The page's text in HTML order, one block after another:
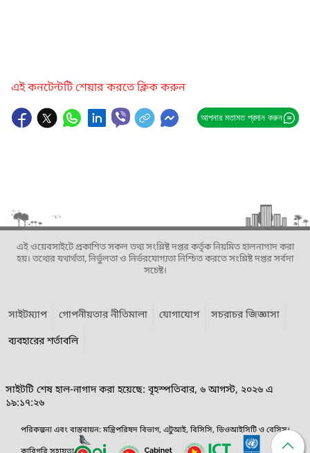
এই কনটেন্টটি শেয়ার করতে ক্লিক করুন
আপনার মতামত প্রদান করুন
এই ওয়েবসাইটে প্রকাশিত সকল তথ্য সংশ্লিষ্ট দপ্তর কর্তৃক নিয়মিত হালনাগাদ করা
হয়। তথ্যের যথার্থতা, নির্ভুলতা ও নির্ভরযোগ্যতা নিশ্চিত করতে সংশ্লিষ্ট দপ্তর সর্বদা
সচেষ্ট।
সাইটম্যাপ গোপনীয়তার নীতিমালা যোগাযোগ
সচরাচর জিজ্ঞাসা
ব্যবহারের শর্তাবলি
সাইটটি শেষ হাল-নাগাদ করা হয়েছে: বৃহস্পতিবার, ৬ আগস্ট, ২০২৬ এ
১৯:১৭:২৬
পরিকল্পনা এবং বাস্তবায়ন: মন্ত্রিপরিষদ বিভাগ, এটুআই, বিসিসি, ডিওআইসিটি ও বেসিস।